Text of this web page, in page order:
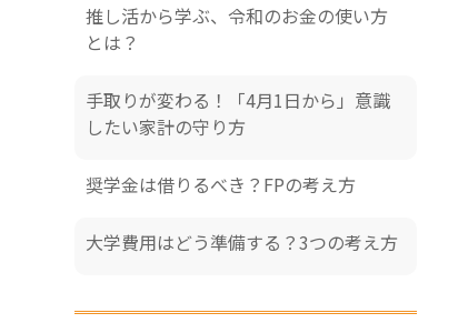
推し活から学ぶ、令和のお金の使い方
とは？
手取りが変わる！「4月1日から」意識
したい家計の守り方
奨学金は借りるべき？FPの考え方
大学費用はどう準備する？3つの考え方